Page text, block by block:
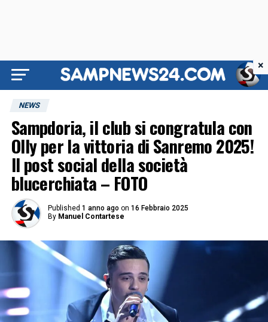
NEWS
Sampdoria, il club si congratula con
Olly per la vittoria di Sanremo 2025!
Il post social della società
blucerchiata – FOTO
Published 1 anno ago on 16 Febbraio 2025
By Manuel Contartese
×